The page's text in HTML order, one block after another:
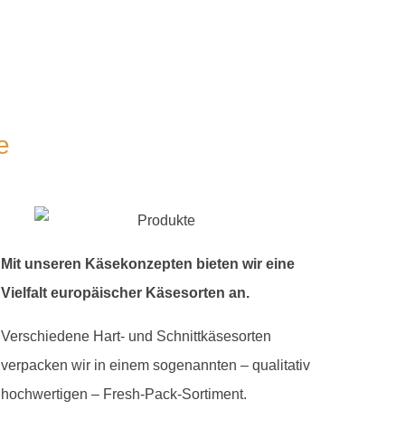
Mit unseren Käsekonzepten bieten wir eine
Vielfalt europäischer Käsesorten an.
Verschiedene Hart- und Schnittkäsesorten
verpacken wir in einem sogenannten – qualitativ
hochwertigen – Fresh-Pack-Sortiment.